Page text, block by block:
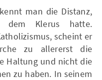
man die Distanz,
dem Klerus hatte.
scheint er
zu allererst die
Haltung und nicht die
zu haben. In seinem